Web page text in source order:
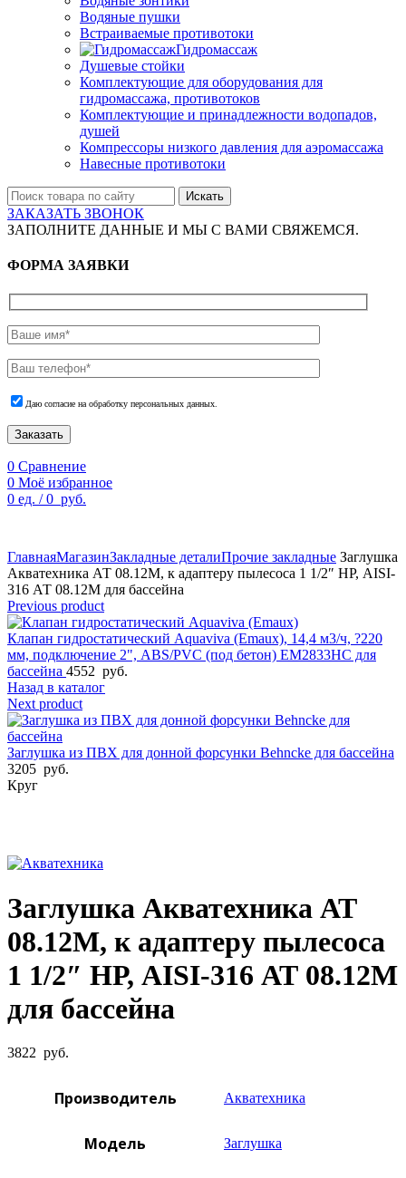
Водяные пушки
Встраиваемые противотоки
Гидромассаж
Душевые стойки
Комплектующие для оборудования для
гидромассажа, противотоков
Комплектующие и принадлежности водопадов,
душей
Компрессоры низкого давления для аэромассажа
Навесные противотоки
Искать
ЗАКАЗАТЬ ЗВОНОК
ЗАПОЛНИТЕ ДАННЫЕ И МЫ С ВАМИ СВЯЖЕМСЯ.
ФОРМА ЗАЯВКИ
Даю согласие на обработку персональных данных.
Заказать
0 Сравнение
0 Моё избранное
0 ед. / 0 руб.
ГлавнаяМагазинЗакладные деталиПрочие закладные Заглушка
Акватехника АТ 08.12М, к адаптеру пылесоса 1 1/2″ НР, AISI-
316 АТ 08.12М для бассейна
Previous product
Клапан гидростатический Aquaviva (Emaux), 14,4 м3/ч, ?220
мм, подключение 2", ABS/PVC (под бетон) EM2833HC для
бассейна 4552 руб.
Назад в каталог
Next product
Заглушка из ПВХ для донной форсунки Behncke для бассейна
3205 руб.
Круг
Заглушка Акватехника АТ
08.12М, к адаптеру пылесоса
1 1/2″ НР, AISI-316 АТ 08.12М
для бассейна
3822 руб.
Производитель Акватехника
Модель Заглушка